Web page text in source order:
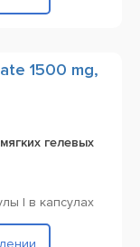
1500 mg,
гелевых
| в капсулах